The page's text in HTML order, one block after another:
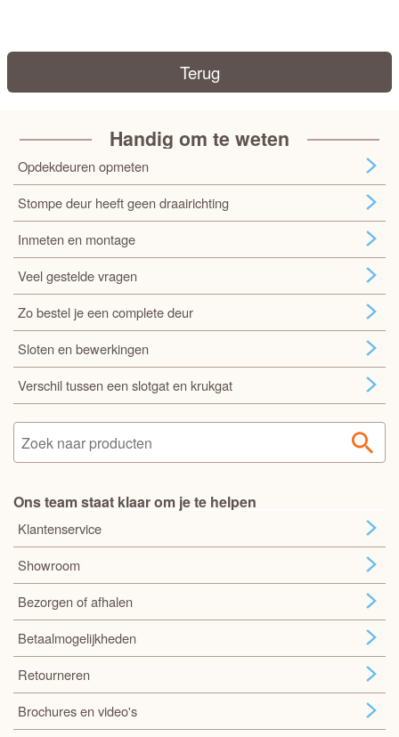
Terug
Handig om te weten
Opdekdeuren opmeten
Stompe deur heeft geen draairichting
Inmeten en montage
Veel gestelde vragen
Zo bestel je een complete deur
Sloten en bewerkingen
Verschil tussen een slotgat en krukgat
Ons team staat klaar om je te helpen
Klantenservice
Showroom
Bezorgen of afhalen
Betaalmogelijkheden
Retourneren
Brochures en video's